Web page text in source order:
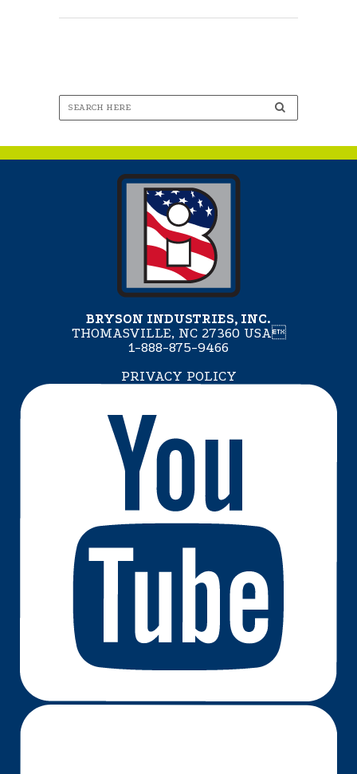
BRYSON INDUSTRIES, INC.
THOMASVILLE, NC 27360 USA
1-888-875-9466
PRIVACY POLICY